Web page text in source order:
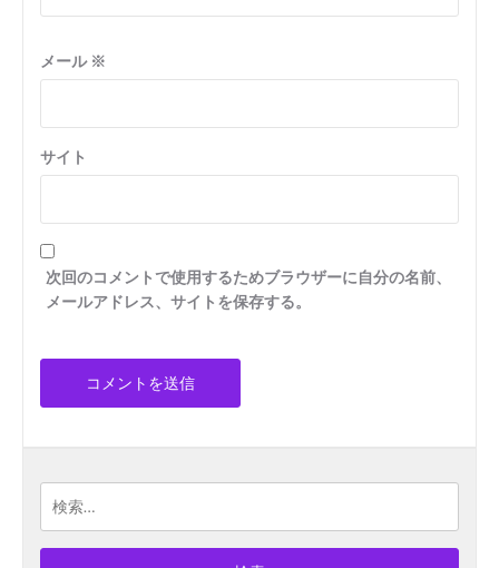
メール ※
サイト
次回のコメントで使用するためブラウザーに自分の名前、
メールアドレス、サイトを保存する。
索: